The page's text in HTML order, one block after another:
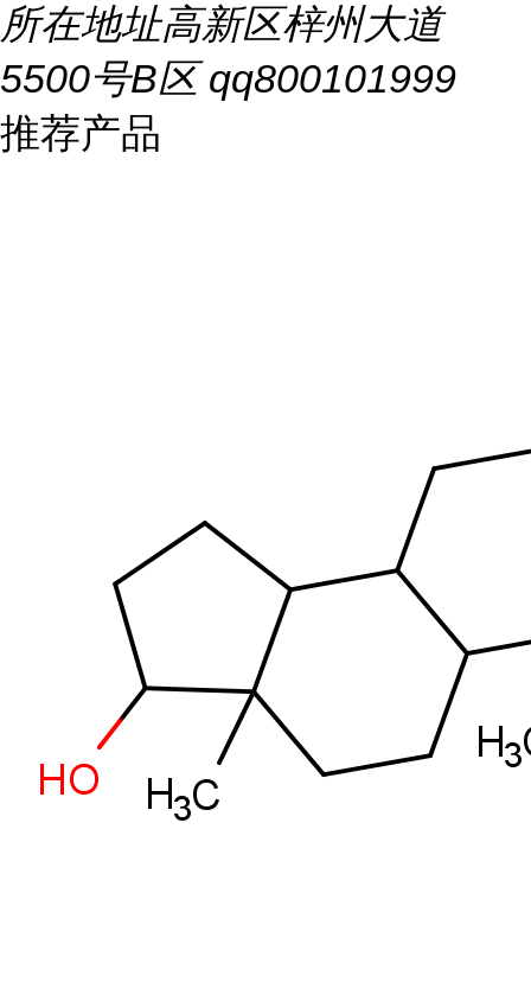
所在地址高新区梓州大道
5500号B区 qq800101999
推荐产品